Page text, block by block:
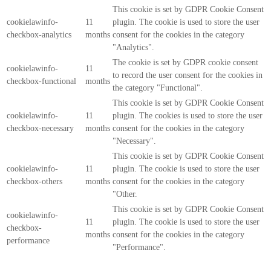
cookielawinfo-
checkbox-analytics
11
months
This cookie is set by GDPR Cookie Consent
plugin. The cookie is used to store the user
consent for the cookies in the category
"Analytics".
cookielawinfo-
checkbox-functional
11
months
The cookie is set by GDPR cookie consent
to record the user consent for the cookies in
the category "Functional".
cookielawinfo-
checkbox-necessary
11
months
This cookie is set by GDPR Cookie Consent
plugin. The cookies is used to store the user
consent for the cookies in the category
"Necessary".
cookielawinfo-
checkbox-others
11
months
This cookie is set by GDPR Cookie Consent
plugin. The cookie is used to store the user
consent for the cookies in the category
"Other.
cookielawinfo-
checkbox-
performance
11
months
This cookie is set by GDPR Cookie Consent
plugin. The cookie is used to store the user
consent for the cookies in the category
"Performance".